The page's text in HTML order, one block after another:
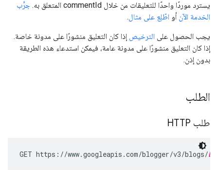
يسترد موردًا واحدًا للتعليقات من خلال commentId المتعلق به. جرِّب
الخدمة الآن أو اطّلِع على مثال.
يجب الحصول على الترخيص إذا كان التعليق منشورًا على مدونة خاصة.
إذا كان التعليق منشورًا على مدونة عامة، فيمكن استدعاء هذه الطريقة
بدون إذن.
الطلب
طلب HTTP
GET https://www.googleapis.com/blogger/v3/blogs/